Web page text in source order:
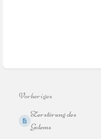
Vorheriges
Zerstörung des
Golems